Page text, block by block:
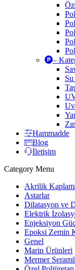
–
Hammadde
Blog
İletişim
Category Menu
Akrilik
Astarlar
Dilatasyon ve
Elektrik
Enjeksiyon
Epoksi Zemin
Genel
Marin Ürünleri
Mermer